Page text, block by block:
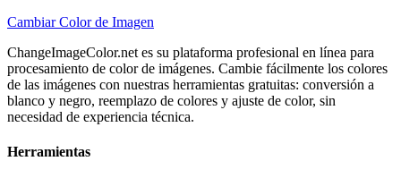
Cambiar Color de Imagen
ChangeImageColor.net es su plataforma profesional en línea para
procesamiento de color de imágenes. Cambie fácilmente los colores
de las imágenes con nuestras herramientas gratuitas: conversión a
blanco y negro, reemplazo de colores y ajuste de color, sin
necesidad de experiencia técnica.
Herramientas